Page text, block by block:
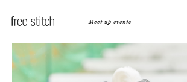
Meet up events